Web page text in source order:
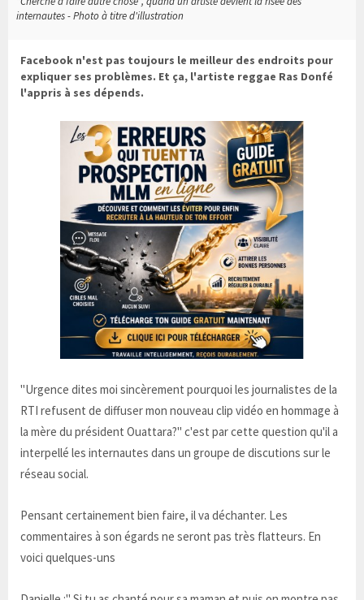
internautes - Photo à titre d'illustration
Facebook n'est pas toujours le meilleur des endroits pour
expliquer ses problèmes. Et ça, l'artiste reggae Ras Donfé
l'appris à ses dépends.
"Urgence dites moi sincèrement pourquoi les journalistes de la
RTI refusent de diffuser mon nouveau clip vidéo en hommage à
la mère du président Ouattara?" c'est par cette question qu'il a
interpellé les internautes dans un groupe de discutions sur le
réseau social.
Pensant certainement bien faire, il va déchanter. Les
commentaires à son égards ne seront pas très flatteurs. En
voici quelques-uns